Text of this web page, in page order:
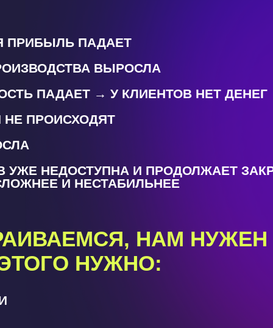
НАМ НУЖЕН
НУЖНО:
ПРИБЫЛЬ ПАДАЕТ
ВЫРОСЛА
ПАДАЕТ → У КЛИЕНТОВ НЕТ ДЕНЕГ
НЕ ПРОИСХОДЯТ
УЖЕ НЕДОСТУПНА И ПРОДОЛЖАЕТ
И НЕСТАБИЛЬНЕЕ